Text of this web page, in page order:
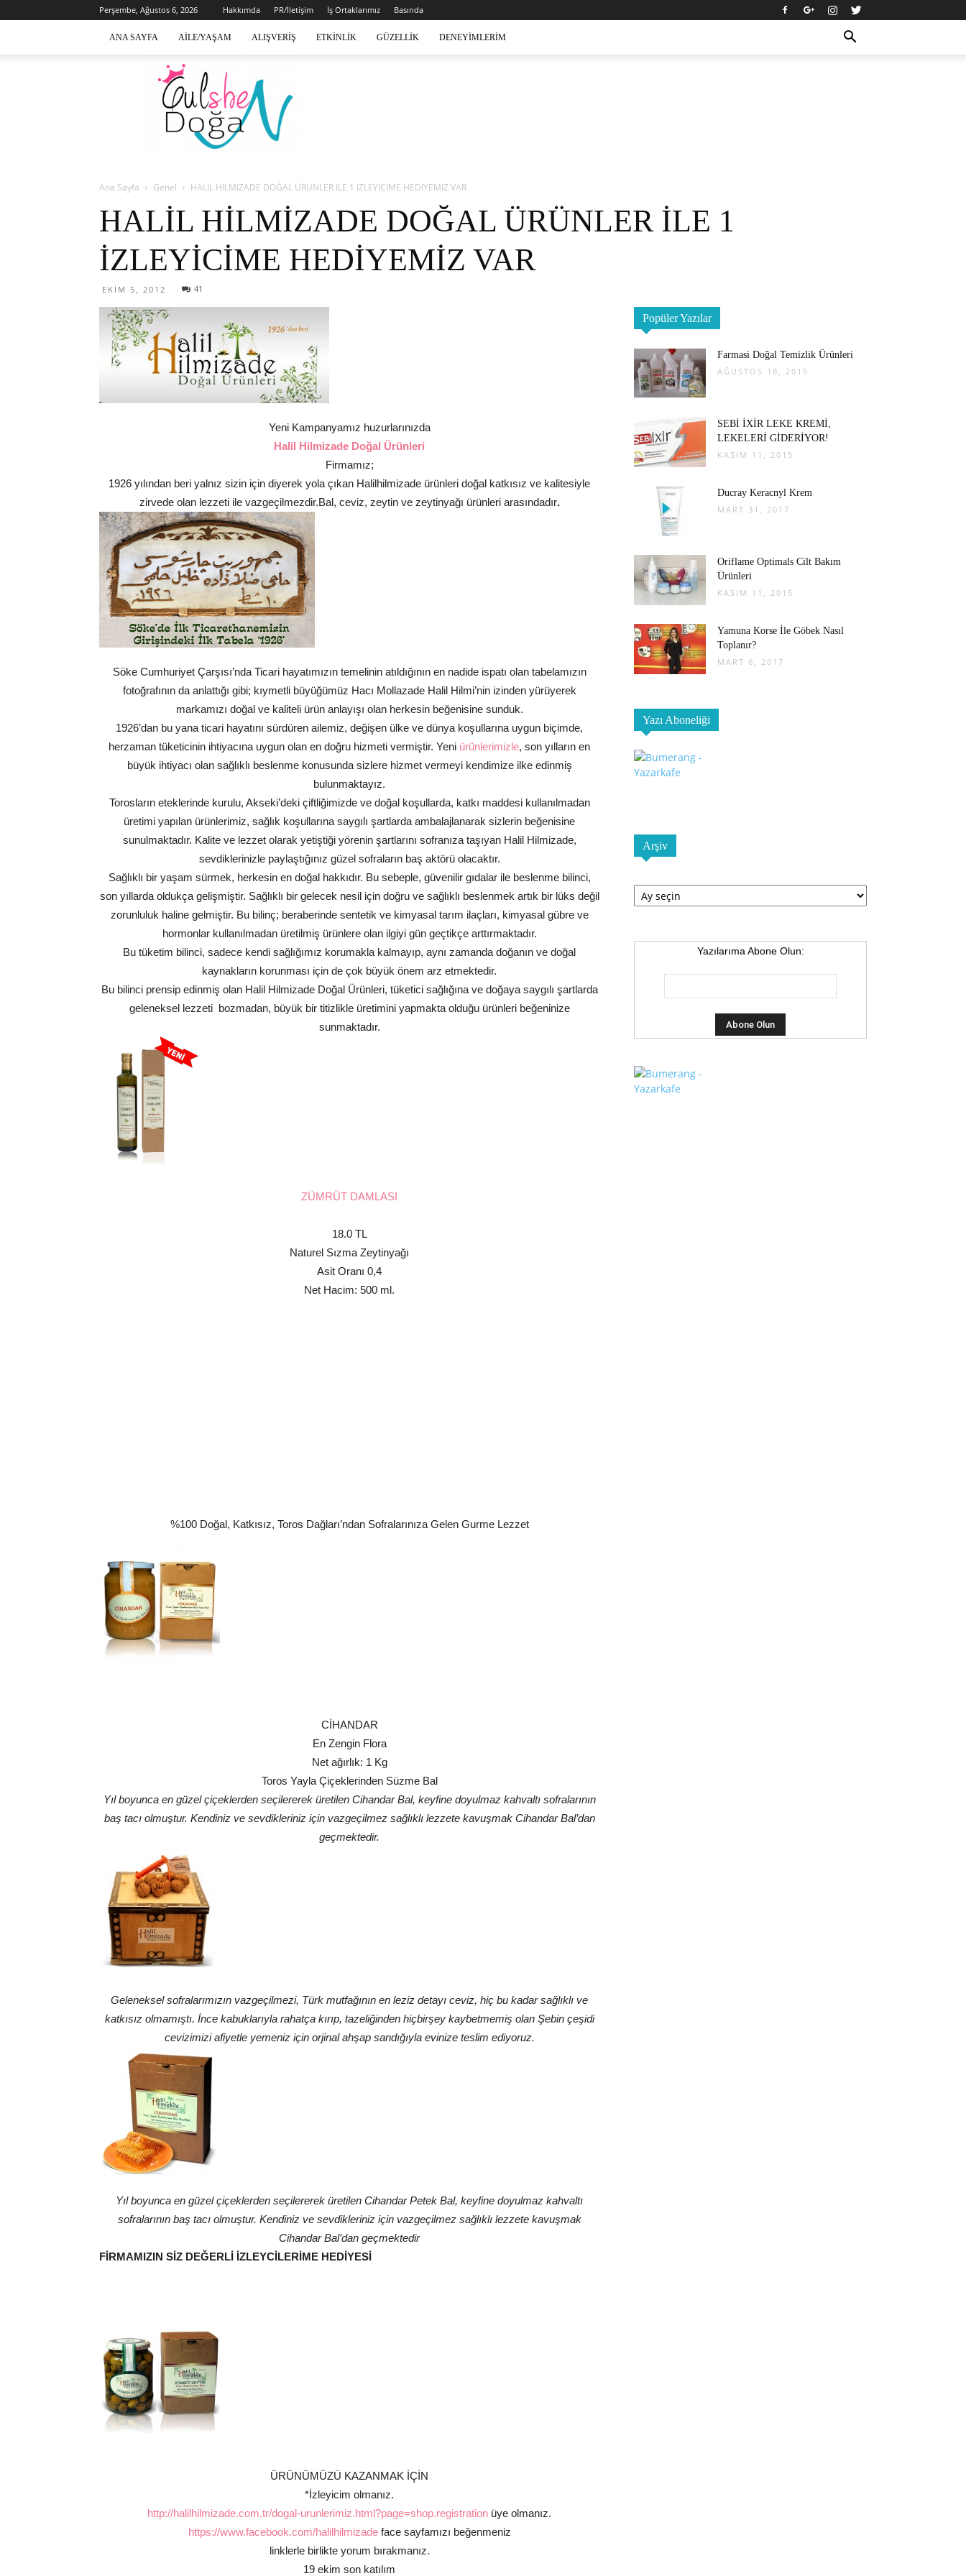
Perşembe, Ağustos 6, 2026 Hakkımda PR/İletişim İş Ortaklarımız Basında
ANA SAYFA AILE/YAŞAM ALIŞVERIŞ ETKINLIK GÜZELLIK DENEYIMLERIM
Gülsen
Doğan
Ana Sayfa Genel HALİL HİLMİZADE DOĞAL ÜRÜNLER İLE 1 İZLEYİCİME HEDİYEMİZ VAR
HALİL HİLMİZADE DOĞAL ÜRÜNLER İLE 1
İZLEYİCİME HEDİYEMİZ VAR
EKIM 5, 2012 41
Yeni Kampanyamız huzurlarınızda
Halil Hilmizade Doğal Ürünleri
Firmamız;
1926 yılından beri yalnız sizin için diyerek yola çıkan Halilhilmizade ürünleri doğal katkısız ve kalitesiyle
zirvede olan lezzeti ile vazgeçilmezdir.Bal, ceviz, zeytin ve zeytinyağı ürünleri arasındadır.
Söke Cumhuriyet Çarşısı’nda Ticari hayatımızın temelinin atıldığının en nadide ispatı olan tabelamızın
fotoğrafının da anlattığı gibi; kıymetli büyüğümüz Hacı Mollazade Halil Hilmi’nin izinden yürüyerek
markamızı doğal ve kaliteli ürün anlayışı olan herkesin beğenisine sunduk.
1926’dan bu yana ticari hayatını sürdüren ailemiz, değişen ülke ve dünya koşullarına uygun biçimde,
herzaman tüketicinin ihtiyacına uygun olan en doğru hizmeti vermiştir. Yeni ürünlerimizle, son yılların en
büyük ihtiyacı olan sağlıklı beslenme konusunda sizlere hizmet vermeyi kendimize ilke edinmiş
bulunmaktayız.
Torosların eteklerinde kurulu, Akseki’deki çiftliğimizde ve doğal koşullarda, katkı maddesi kullanılmadan
üretimi yapılan ürünlerimiz, sağlık koşullarına saygılı şartlarda ambalajlanarak sizlerin beğenisine
sunulmaktadır. Kalite ve lezzet olarak yetiştiği yörenin şartlarını sofranıza taşıyan Halil Hilmizade,
sevdiklerinizle paylaştığınız güzel sofraların baş aktörü olacaktır.
Sağlıklı bir yaşam sürmek, herkesin en doğal hakkıdır. Bu sebeple, güvenilir gıdalar ile beslenme bilinci,
son yıllarda oldukça gelişmiştir. Sağlıklı bir gelecek nesil için doğru ve sağlıklı beslenmek artık bir lüks değil
zorunluluk haline gelmiştir. Bu bilinç; beraberinde sentetik ve kimyasal tarım ilaçları, kimyasal gübre ve
hormonlar kullanılmadan üretilmiş ürünlere olan ilgiyi gün geçtikçe arttırmaktadır.
Bu tüketim bilinci, sadece kendi sağlığımız korumakla kalmayıp, aynı zamanda doğanın ve doğal
kaynakların korunması için de çok büyük önem arz etmektedir.
Bu bilinci prensip edinmiş olan Halil Hilmizade Doğal Ürünleri, tüketici sağlığına ve doğaya saygılı şartlarda
geleneksel lezzeti bozmadan, büyük bir titizlikle üretimini yapmakta olduğu ürünleri beğeninize
sunmaktadır.
ZÜMRÜT DAMLASI
18.0 TL
Naturel Sızma Zeytinyağı
Asit Oranı 0,4
Net Hacim: 500 ml.
%100 Doğal, Katkısız, Toros Dağları’ndan Sofralarınıza Gelen Gurme Lezzet
CİHANDAR
En Zengin Flora
Net ağırlık: 1 Kg
Toros Yayla Çiçeklerinden Süzme Bal
Yıl boyunca en güzel çiçeklerden seçilererek üretilen Cihandar Bal, keyfine doyulmaz kahvaltı sofralarının
baş tacı olmuştur. Kendiniz ve sevdikleriniz için vazgeçilmez sağlıklı lezzete kavuşmak Cihandar Bal’dan
geçmektedir.
Geleneksel sofralarımızın vazgeçilmezi, Türk mutfağının en leziz detayı ceviz, hiç bu kadar sağlıklı ve
katkısız olmamıştı. İnce kabuklarıyla rahatça kırıp, tazeliğinden hiçbirşey kaybetmemiş olan Şebin çeşidi
cevizimizi afiyetle yemeniz için orjinal ahşap sandığıyla evinize teslim ediyoruz.
Yıl boyunca en güzel çiçeklerden seçilererek üretilen Cihandar Petek Bal, keyfine doyulmaz kahvaltı
sofralarının baş tacı olmuştur. Kendiniz ve sevdikleriniz için vazgeçilmez sağlıklı lezzete kavuşmak
Cihandar Bal’dan geçmektedir
FİRMAMIZIN SİZ DEĞERLİ İZLEYCİLERİME HEDİYESİ
ÜRÜNÜMÜZÜ KAZANMAK İÇİN
*İzleyicim olmanız.
http://halilhilmizade.com.tr/dogal-urunlerimiz.html?page=shop.registration üye olmanız.
https://www.facebook.com/halilhilmizadeface sayfamızı beğenmeniz
linklerle birlikte yorum bırakmanız.
19 ekim son katılım
Popüler Yazılar
Farmasi Doğal Temizlik Ürünleri
AĞUSTOS 18, 2015
SEBİ İXİR LEKE KREMİ,
LEKELERİ GİDERİYOR!
KASIM 11, 2015
Ducray Keracnyl Krem
MART 31, 2017
Oriflame Optimals Cilt Bakım
Ürünleri
KASIM 11, 2015
Yamuna Korse İle Göbek Nasıl
Toplanır?
MART 6, 2017
Yazı Aboneliği
Arşiv
Arşiv
Yazılarıma Abone Olun: